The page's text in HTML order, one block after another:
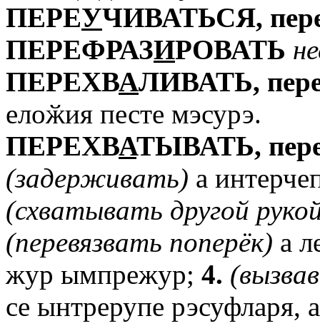
ПЕРЕУЧИВАТЬСЯ,
ПЕРЕФРАЗИРОВАТЬ
ПЕРЕХВАЛИВАТЬ,
елоӂия песте мэсурэ.
ПЕРЕХВАТЫВАТЬ,
(задерживать) а
(схватывать другой
(перевязвать поперёк) а
жур ымпрежур; 4. (вызвав
се ынтрерупе рэсуфларя,